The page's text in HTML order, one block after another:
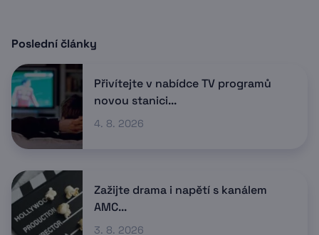
Poslední články
Přivítejte v nabídce TV programů
novou stanici...
4. 8. 2026
Zažijte drama i napětí s kanálem
AMC...
3. 8. 2026